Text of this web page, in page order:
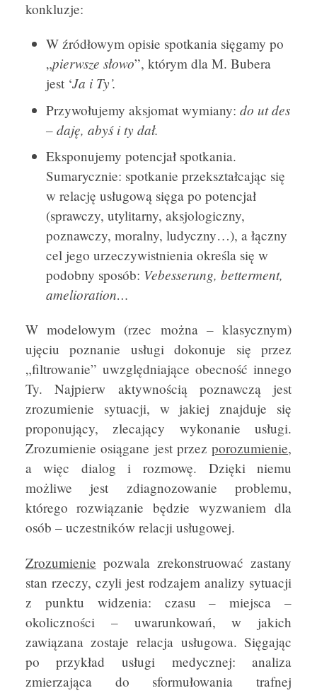
konkluzje:
W źródłowym opisie spotkania sięgamy po
„pierwsze słowo”, którym dla M. Bubera
jest ‘Ja i Ty’.
Przywołujemy aksjomat wymiany: do ut des
– daję, abyś i ty dał.
Eksponujemy potencjał spotkania.
Sumarycznie: spotkanie przekształcając się
w relację usługową sięga po potencjał
(sprawczy, utylitarny, aksjologiczny,
poznawczy, moralny, ludyczny…), a łączny
cel jego urzeczywistnienia określa się w
podobny sposób: Vebesserung, betterment,
amelioration…
W modelowym (rzec można – klasycznym)
ujęciu poznanie usługi dokonuje się przez
„filtrowanie” uwzględniające obecność innego
Ty. Najpierw aktywnością poznawczą jest
zrozumienie sytuacji, w jakiej znajduje się
proponujący, zlecający wykonanie usługi.
Zrozumienie osiągane jest przezporozumienie,
a więc dialog i rozmowę. Dzięki niemu
możliwe jest zdiagnozowanie problemu,
którego rozwiązanie będzie wyzwaniem dla
osób – uczestników relacji usługowej.
Zrozumienie pozwala zrekonstruować zastany
stan rzeczy, czyli jest rodzajem analizy sytuacji
z punktu widzenia: czasu – miejsca –
okoliczności – uwarunkowań, w jakich
zawiązana zostaje relacja usługowa. Sięgając
po przykład usługi medycznej: analiza
zmierzająca do sformułowania trafnej